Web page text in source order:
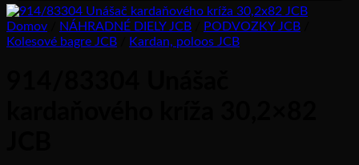
Domov NÁHRADNÉ DIELY JCB PODVOZKY JCB
Kolesové bagre JCB
Kardan, poloos JCB